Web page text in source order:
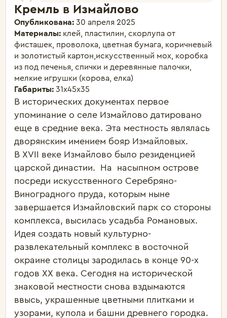
Кремль в Измайлово
Опубликована: 30 апреля 2025
Материалы: клей, пластилин, скорлупа от
фисташек, проволока, цветная бумага, коричневый
и золотистый картон,искусственный мох, коробка
из под печенья, спички и деревянные палочки,
мелкие игрушки (корова, елка)
Габариты: 31х45х35
В исторических документах первое
упоминание о селе Измайлово датировано
еще в средние века. Эта местность являлась
дворянским имением бояр Измайловых.
В XVII веке Измайлово было резиденцией
царской династии.  На  насыпном острове
посреди искусственного Серебряно-
Виноградного пруда, которым ныне
завершается Измайловский парк со стороны
комплекса, высилась усадьба Романовых.
Идея создать новый культурно-
развлекательный комплекс в восточной
окраине столицы зародилась в конце 90-х
годов XX века. Сегодня на исторической
знаковой местности снова вздымаются
ввысь, украшенные цветными плитками и
узорами, купола и башни древнего городка.